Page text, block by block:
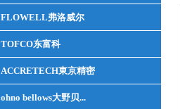
FLOWELL弗洛威尔
TOFCO东富科
ACCRETECH東京精密
ohno bellows大野贝...